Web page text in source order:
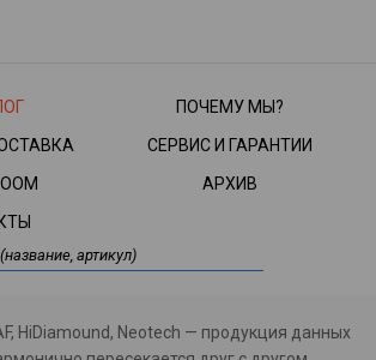
ПОЧЕМУ МЫ?
СЕРВИС И ГАРАНТИИ
АРХИВ
HiDiamound, Neotech — продукция данных